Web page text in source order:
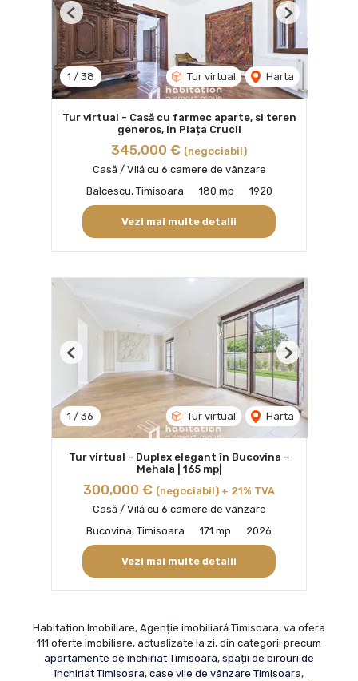
1 / 38 Tur virtual Harta
Previous Next
Tur virtual - Casă cu farmec aparte, si teren
generos, in Piața Crucii
345,000 € (negociabil)
Casă / Vilă cu 6 camere de vânzare
Balcescu, Timisoara
180 mp 1920
Vezi mai multe detalii
1 / 36 Tur virtual Harta
Previous Next
Tur virtual - Duplex elegant în Bucovina –
Mehala | 165 mp|
300,000 € (negociabil) + 21% TVA
Casă / Vilă cu 6 camere de vânzare
Bucovina, Timisoara
171 mp 2026
Vezi mai multe detalii
Habitation Imobiliare, Agenție imobiliară Timisoara, va ofera
111 oferte imobiliare, actualizate la zi, din categorii precum
apartamente de închiriat Timisoara, spații de birouri de
închiriat Timisoara, case vile de vânzare Timisoara,